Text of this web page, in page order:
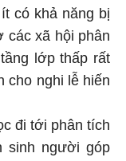
có khả năng bị
các xã hội phân
lớp thấp rất
cho nghi lễ hiến
đi tới phân tích
sinh người góp